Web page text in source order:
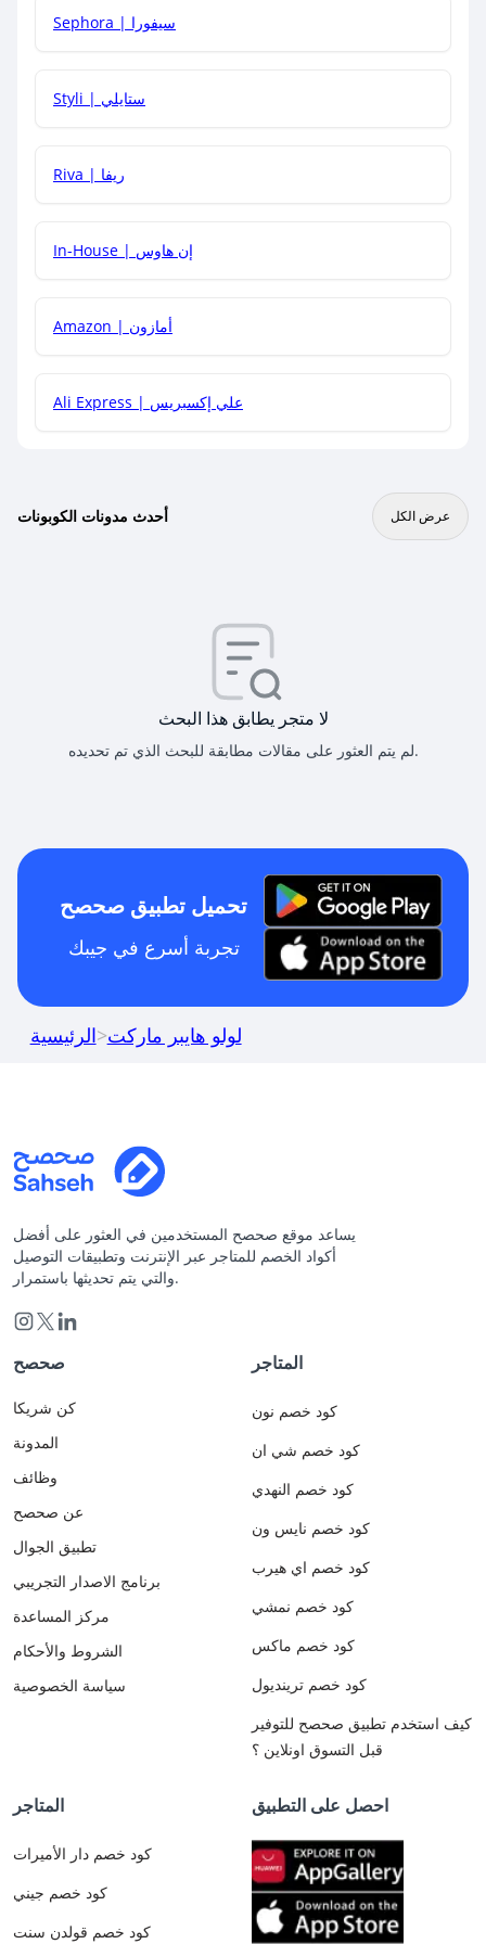
هل يمكنني جمع كود خصم مع العروض الأخرى؟
Sephora | سيفورا
Styli | ستايلي
Riva | ريفا
In-House | إن هاوس
Amazon | أمازون
Ali Express | علي إكسبريس
أحدث مدونات الكوبونات عرض الكل
لا متجر يطابق هذا البحث
لم يتم العثور على مقالات مطابقة للبحث الذي تم تحديده.
تحميل تطبيق صحصح
تجربة أسرع في جيبك
الرئيسية>لولو هايبر ماركت
يساعد موقع صحصح المستخدمين في العثور على أفضل
أكواد الخصم للمتاجر عبر الإنترنت وتطبيقات التوصيل
والتي يتم تحديثها باستمرار.
صحصح
كن شريكا
المدونة
وظائف
عن صحصح
تطبيق الجوال
برنامج الاصدار التجريبي
مركز المساعدة
الشروط والأحكام
سياسة الخصوصية
المتاجر
كود خصم نون
كود خصم شي ان
كود خصم النهدي
كود خصم نايس ون
كود خصم اي هيرب
كود خصم نمشي
كود خصم ماكس
كود خصم ترينديول
كيف استخدم تطبيق صحصح للتوفير
قبل التسوق اونلاين ؟
المتاجر
كود خصم دار الأميرات
كود خصم جيني
كود خصم قولدن سنت
احصل على التطبيق